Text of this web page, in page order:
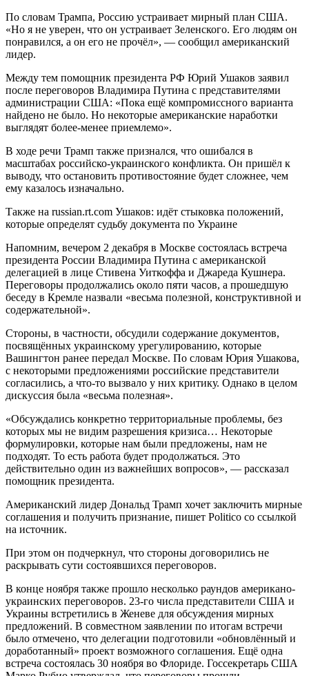
По словам Трампа, Россию устраивает мирный план США.
«Но я не уверен, что он устраивает Зеленского. Его людям он
понравился, а он его не прочёл», — сообщил американский
лидер.
Между тем помощник президента РФ Юрий Ушаков заявил
после переговоров Владимира Путина с представителями
администрации США: «Пока ещё компромиссного варианта
найдено не было. Но некоторые американские наработки
выглядят более-менее приемлемо».
В ходе речи Трамп также признался, что ошибался в
масштабах российско-украинского конфликта. Он пришёл к
выводу, что остановить противостояние будет сложнее, чем
ему казалось изначально.
Также на russian.rt.com Ушаков: идёт стыковка положений,
которые определят судьбу документа по Украине
Напомним, вечером 2 декабря в Москве состоялась встреча
президента России Владимира Путина с американской
делегацией в лице Стивена Уиткоффа и Джареда Кушнера.
Переговоры продолжались около пяти часов, а прошедшую
беседу в Кремле назвали «весьма полезной, конструктивной и
содержательной».
Стороны, в частности, обсудили содержание документов,
посвящённых украинскому урегулированию, которые
Вашингтон ранее передал Москве. По словам Юрия Ушакова,
с некоторыми предложениями российские представители
согласились, а что-то вызвало у них критику. Однако в целом
дискуссия была «весьма полезная».
«Обсуждались конкретно территориальные проблемы, без
которых мы не видим разрешения кризиса… Некоторые
формулировки, которые нам были предложены, нам не
подходят. То есть работа будет продолжаться. Это
действительно один из важнейших вопросов», — рассказал
помощник президента.
Американский лидер Дональд Трамп хочет заключить мирные
соглашения и получить признание, пишет Politico со ссылкой
на источник.
При этом он подчеркнул, что стороны договорились не
раскрывать сути состоявшихся переговоров.
В конце ноября также прошло несколько раундов американо-
украинских переговоров. 23-го числа представители США и
Украины встретились в Женеве для обсуждения мирных
предложений. В совместном заявлении по итогам встречи
было отмечено, что делегации подготовили «обновлённый и
доработанный» проект возможного соглашения. Ещё одна
встреча состоялась 30 ноября во Флориде. Госсекретарь США